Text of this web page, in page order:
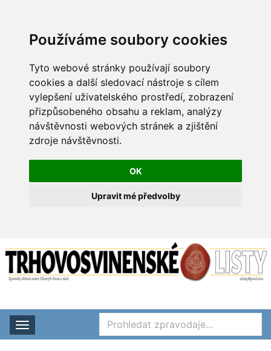
Používáme soubory cookies
Tyto webové stránky používají soubory
cookies a další sledovací nástroje s cílem
vylepšení uživatelského prostředí, zobrazení
přizpůsobeného obsahu a reklam, analýzy
návštěvnosti webových stránek a zjištění
zdroje návštěvnosti.
OK
Upravit mé předvolby
Rozbalit nabídku